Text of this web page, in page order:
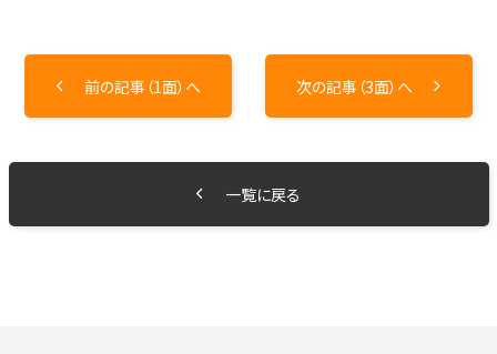
前の記事（1面）へ 次の記事（3面）へ
一覧に戻る